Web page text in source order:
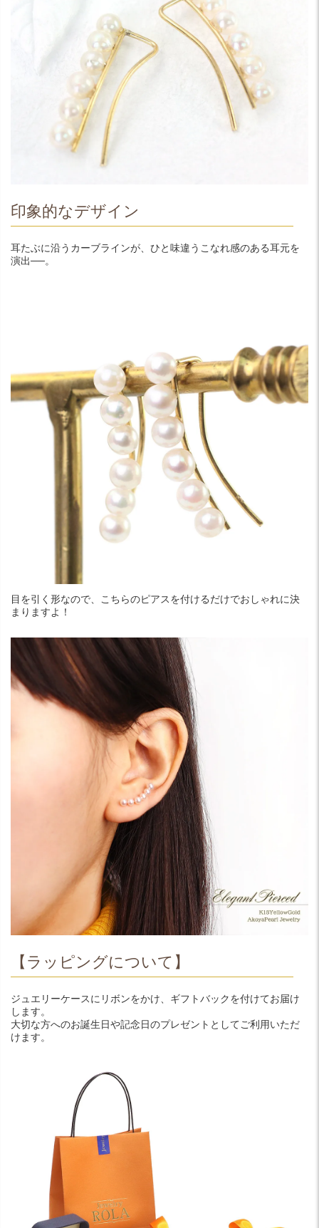
印象的なデザイン
耳たぶに沿うカーブラインが、ひと味違うこなれ感のある耳元を
演出──。
目を引く形なので、こちらのピアスを付けるだけでおしゃれに決
まりますよ！
【ラッピングについて】
ジュエリーケースにリボンをかけ、ギフトバックを付けてお届け
します。
大切な方へのお誕生日や記念日のプレゼントとしてご利用いただ
けます。